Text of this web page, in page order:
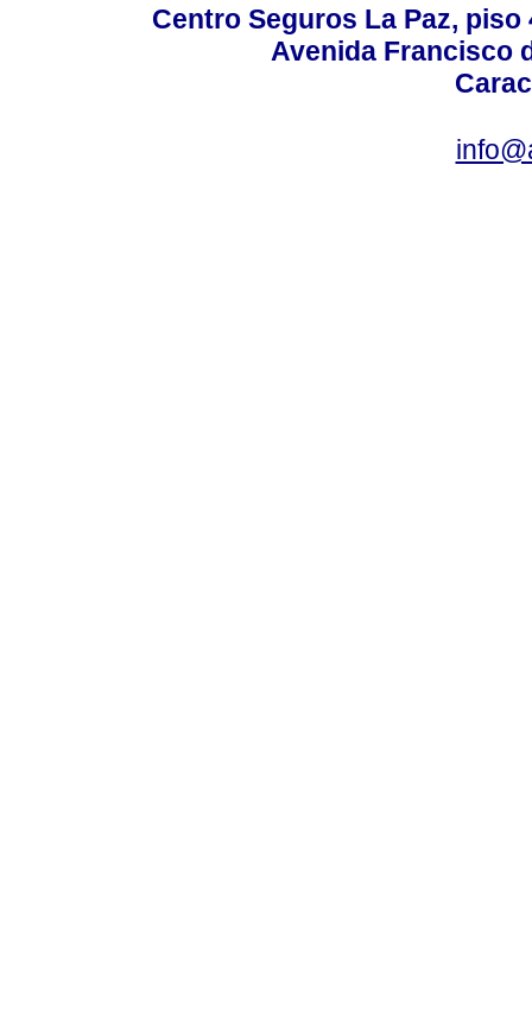
Centro Seguros La Paz,
Avenida Francisco